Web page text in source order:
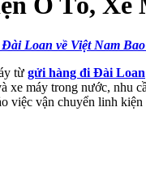
Loan về Việt Nam
từ gửi hàng đi Đài Loan
xe máy trong nước, nhu
việc vận chuyển linh